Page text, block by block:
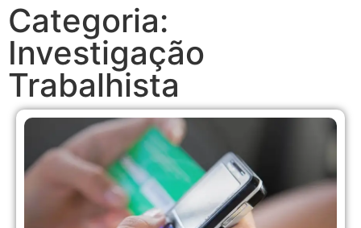
Categoria:
Investigação
Trabalhista